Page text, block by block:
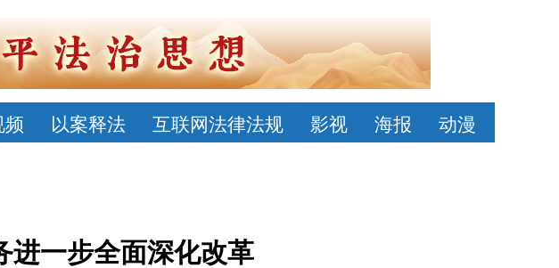
频 以案释法 互联网法律法规 影视 海报 动漫
进一步全面深化改革